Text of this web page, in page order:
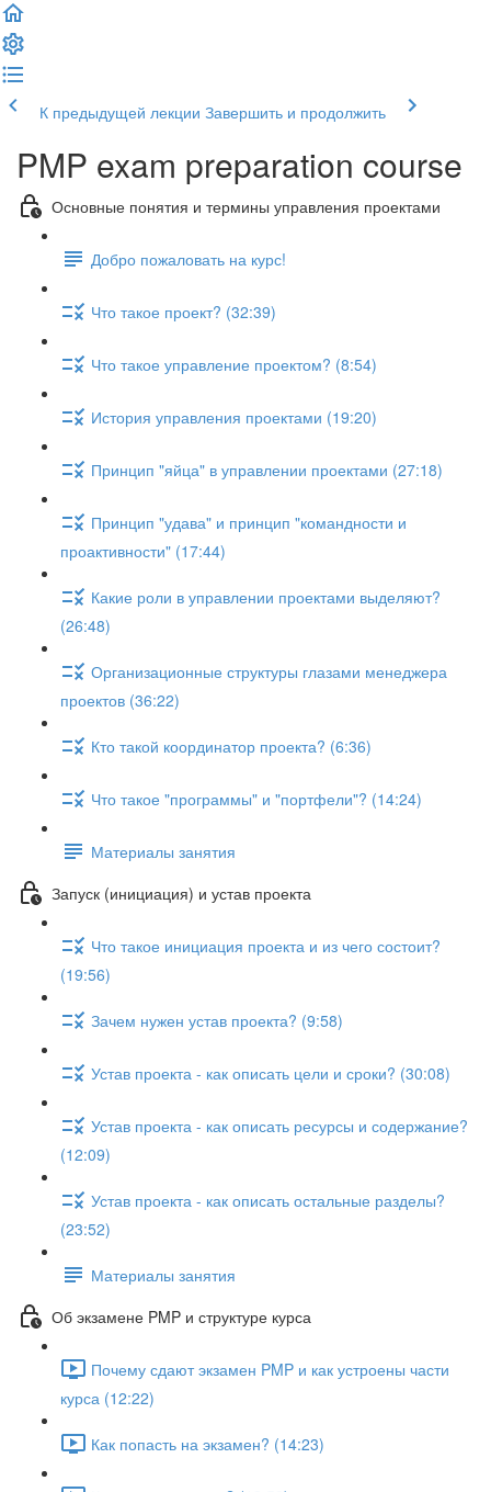
К предыдущей лекции Завершить и продолжить
PMP exam preparation course
Основные понятия и термины управления проектами
Добро пожаловать на курс!
Что такое проект? (32:39)
Что такое управление проектом? (8:54)
История управления проектами (19:20)
Принцип "яйца" в управлении проектами (27:18)
Принцип "удава" и принцип "командности и
проактивности" (17:44)
Какие роли в управлении проектами выделяют?
(26:48)
Организационные структуры глазами менеджера
проектов (36:22)
Кто такой координатор проекта? (6:36)
Что такое "программы" и "портфели"? (14:24)
Материалы занятия
Запуск (инициация) и устав проекта
Что такое инициация проекта и из чего состоит?
(19:56)
Зачем нужен устав проекта? (9:58)
Устав проекта - как описать цели и сроки? (30:08)
Устав проекта - как описать ресурсы и содержание?
(12:09)
Устав проекта - как описать остальные разделы?
(23:52)
Материалы занятия
Об экзамене PMP и структуре курса
Почему сдают экзамен PMP и как устроены части
курса (12:22)
Как попасть на экзамен? (14:23)